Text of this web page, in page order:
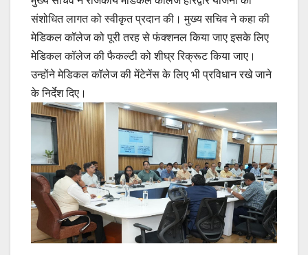
संशोधित लागत को स्वीकृत प्रदान की। मुख्य सचिव ने कहा की
मेडिकल कॉलेज को पूरी तरह से फंक्शनल किया जाए इसके लिए
मेडिकल कॉलेज की फैकल्टी को शीघ्र रिक्रूट किया जाए।
उन्होंने मेडिकल कॉलेज की मेंटेनेंस के लिए भी प्रविधान रखे जाने
के निर्देश दिए।